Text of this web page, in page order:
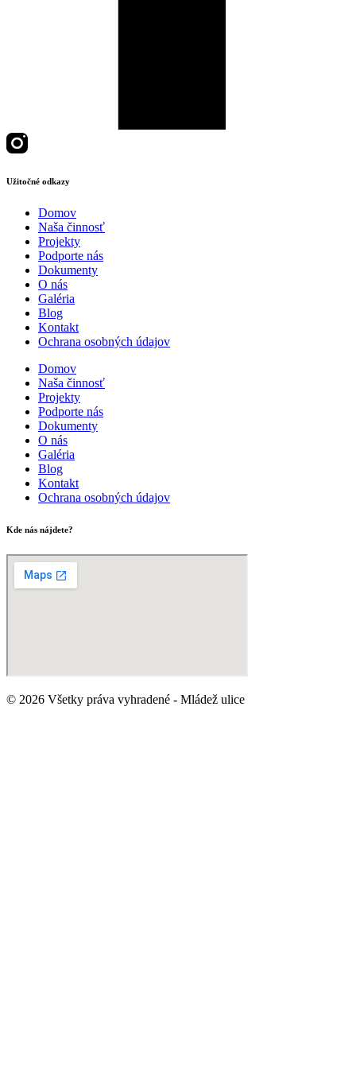
Užitočné odkazy
Domov
Naša činnosť
Projekty
Podporte nás
Dokumenty
O nás
Galéria
Blog
Kontakt
Ochrana osobných údajov
Domov
Naša činnosť
Projekty
Podporte nás
Dokumenty
O nás
Galéria
Blog
Kontakt
Ochrana osobných údajov
Kde nás nájdete?
© 2026 Všetky práva vyhradené - Mládež ulice